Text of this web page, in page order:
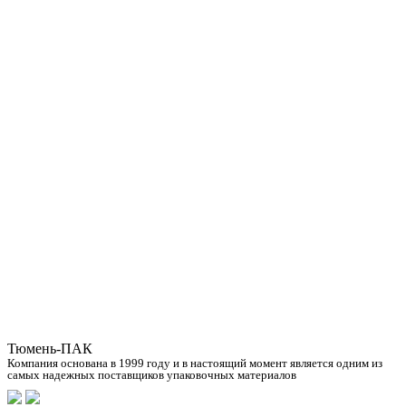
Тюмень-ПАК
Компания основана в 1999 году и в настоящий момент является одним из
самых надежных поставщиков упаковочных материалов